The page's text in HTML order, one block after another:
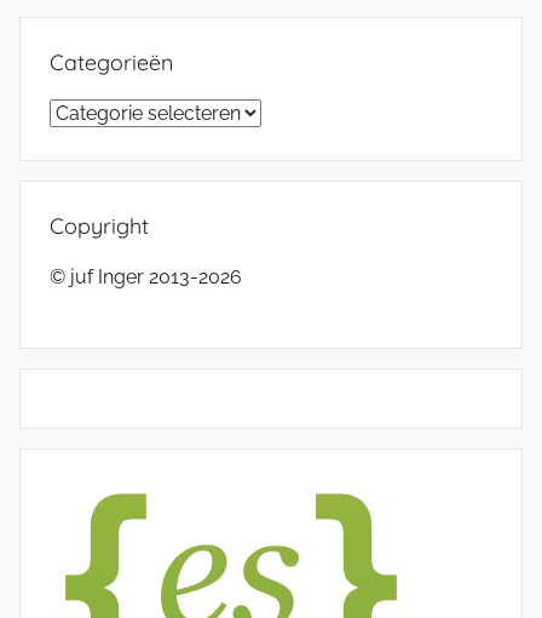
Categorieën
Categorieën
Copyright
© juf Inger 2013-2026